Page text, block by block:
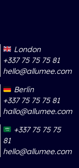
London
+337 75 75 75 81
hello@allumee.com
Berlin
+337 75 75 75 81
hallo@allumee.com
+337 75 75 75
81
hello@allumee.com